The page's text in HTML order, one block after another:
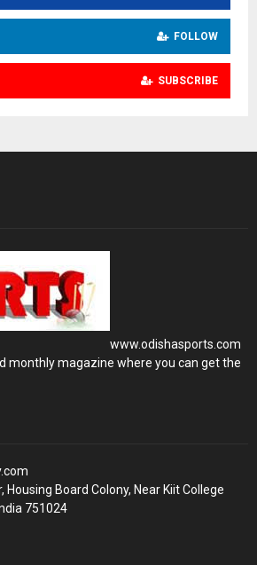
FOLLOW
SUBSCRIBE
www.odishasports.com
monthly magazine where you can get the
Housing Board Colony, Near Kiit College
751024